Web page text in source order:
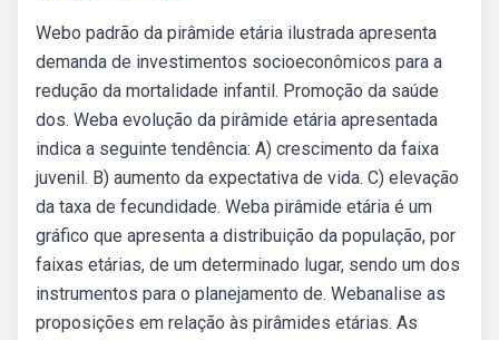
Webo padrão da pirâmide etária ilustrada apresenta
demanda de investimentos socioeconômicos para a
redução da mortalidade infantil. Promoção da saúde
dos. Weba evolução da pirâmide etária apresentada
indica a seguinte tendência: A) crescimento da faixa
juvenil. B) aumento da expectativa de vida. C) elevação
da taxa de fecundidade. Weba pirâmide etária é um
gráfico que apresenta a distribuição da população, por
faixas etárias, de um determinado lugar, sendo um dos
instrumentos para o planejamento de. Webanalise as
proposições em relação às pirâmides etárias. As